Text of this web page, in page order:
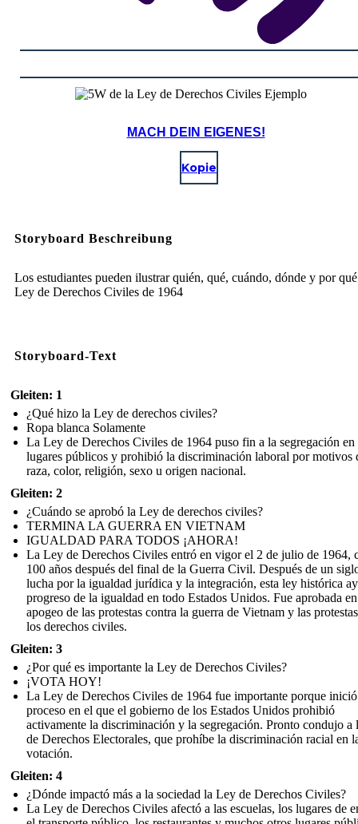
MACH DEIN EIGENES!
Kopie
Storyboard Beschreibung
Los estudiantes pueden ilustrar quién, qué, cuándo, dónde y por
Ley de Derechos Civiles de 1964
Storyboard-Text
Gleiten: 1
¿Qué hizo la Ley de derechos civiles?
Ropa blanca Solamente
La Ley de Derechos Civiles de 1964 puso fin a la segregación en
lugares públicos y prohibió la discriminación laboral por motivos
raza, color, religión, sexo u origen nacional.
Gleiten: 2
¿Cuándo se aprobó la Ley de derechos civiles?
TERMINA LA GUERRA EN VIETNAM
IGUALDAD PARA TODOS ¡AHORA!
La Ley de Derechos Civiles entró en vigor el 2 de julio de 1964,
100 años después del final de la Guerra Civil. Después de un
lucha por la igualdad jurídica y la integración, esta ley histórica
progreso de la igualdad en todo Estados Unidos. Fue aprobada
apogeo de las protestas contra la guerra de Vietnam y las
los derechos civiles.
Gleiten: 3
¿Por qué es importante la Ley de Derechos Civiles?
¡VOTA HOY!
La Ley de Derechos Civiles de 1964 fue importante porque
proceso en el que el gobierno de los Estados Unidos prohibió
activamente la discriminación y la segregación. Pronto condujo a
de Derechos Electorales, que prohíbe la discriminación racial en
votación.
Gleiten: 4
¿Dónde impactó más a la sociedad la Ley de Derechos Civiles?
La Ley de Derechos Civiles afectó a las escuelas, los lugares de